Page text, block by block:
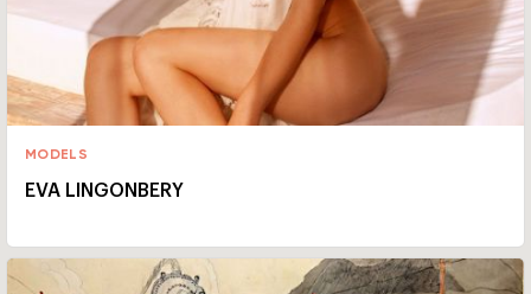
MODELS
EVA LINGONBERY